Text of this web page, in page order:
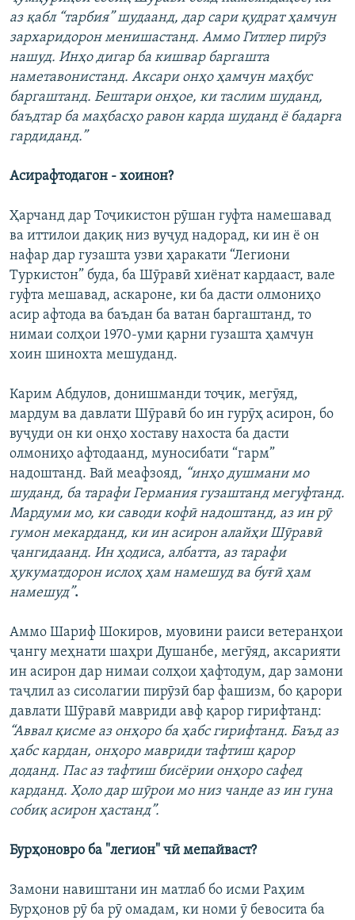
аз қабл “тарбия” шудаанд, дар сари қудрат ҳамчун
зархаридорон менишастанд. Аммо Гитлер пирӯз
нашуд. Инҳо дигар ба кишвар баргашта
наметавонистанд. Аксари онҳо ҳамчун маҳбус
баргаштанд. Бештари онҳое, ки таслим шуданд,
баъдтар ба маҳбасҳо равон карда шуданд ё бадарға
гардиданд.”
Асирафтодагон - хоинон?
Ҳарчанд дар Тоҷикистон рӯшан гуфта намешавад
ва иттилои дақиқ низ вуҷуд надорад, ки ин ё он
нафар дар гузашта узви ҳаракати “Легиони
Туркистон” буда, ба Шӯравӣ хиёнат кардааст, вале
гуфта мешавад, аскароне, ки ба дасти олмониҳо
асир афтода ва баъдан ба ватан баргаштанд, то
нимаи солҳои 1970-уми қарни гузашта ҳамчун
хоин шинохта мешуданд.
Карим Абдулов, донишманди тоҷик, мегӯяд,
мардум ва давлати Шӯравӣ бо ин гурӯҳ асирон, бо
вуҷуди он ки онҳо хоставу нахоста ба дасти
олмониҳо афтодаанд, муносибати “гарм”
надоштанд. Вай меафзояд, “инҳо душмани мо
шуданд, ба тарафи Германия гузаштанд мегуфтанд.
Мардуми мо, ки саводи кофӣ надоштанд, аз ин рӯ
гумон мекарданд, ки ин асирон алайҳи Шӯравӣ
ҷангидаанд. Ин ҳодиса, албатта, аз тарафи
ҳукуматдорон ислоҳ ҳам намешуд ва буғӣ ҳам
намешуд”.
Аммо Шариф Шокиров, муовини раиси ветеранҳои
ҷангу меҳнати шаҳри Душанбе, мегӯяд, аксарияти
ин асирон дар нимаи солҳои ҳафтодум, дар замони
таҷлил аз сисолагии пирӯзӣ бар фашизм, бо қарори
давлати Шӯравӣ мавриди авф қарор гирифтанд:
“Аввал қисме аз онҳоро ба ҳабс гирифтанд. Баъд аз
ҳабс кардан, онҳоро мавриди тафтиш қарор
доданд. Пас аз тафтиш бисёрии онҳоро сафед
карданд. Ҳоло дар шӯрои мо низ чанде аз ин гуна
собиқ асирон ҳастанд”.
Бурҳоновро ба "легион" чӣ мепайваст?
Замони навиштани ин матлаб бо исми Раҳим
Бурҳонов рӯ ба рӯ омадам, ки номи ӯ бевосита ба